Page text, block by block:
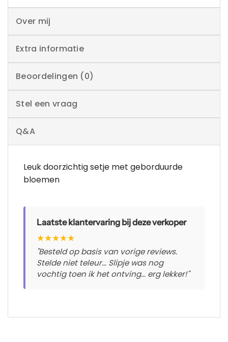
Over mij
Extra informatie
Beoordelingen (0)
Stel een vraag
Q&A
Leuk doorzichtig setje met geborduurde
bloemen
Laatste klantervaring bij deze verkoper
★★★★★
"Besteld op basis van vorige reviews.
Stelde niet teleur… Slipje was nog
vochtig toen ik het ontving… erg lekker!"